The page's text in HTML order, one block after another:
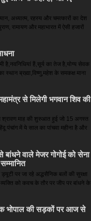
अध्यात्म, रहस्य और चमत्कारों का देश
रामायण और महाभारत में ऐसी हजारों
है,नवनिधियां हैं,सूर्य का तेज है,योग्य सेवक
स्थान ब्रह्मा,विष्णु,महेश के समकक्ष माना
से मिलेगी भगवान शिव की
श्रावण माह की शुरुआत हुई जो 15 अगस्त
पंचांग में ये साल का पांचवा महीना है और
वाले मेजर गोगोई को सेना
पर जा रहे अद्धसैनिक बलों की सुरक्षा
को कवच के तौर पर जीप पर बांधने के
भोपाल की सड़कों पर आज से